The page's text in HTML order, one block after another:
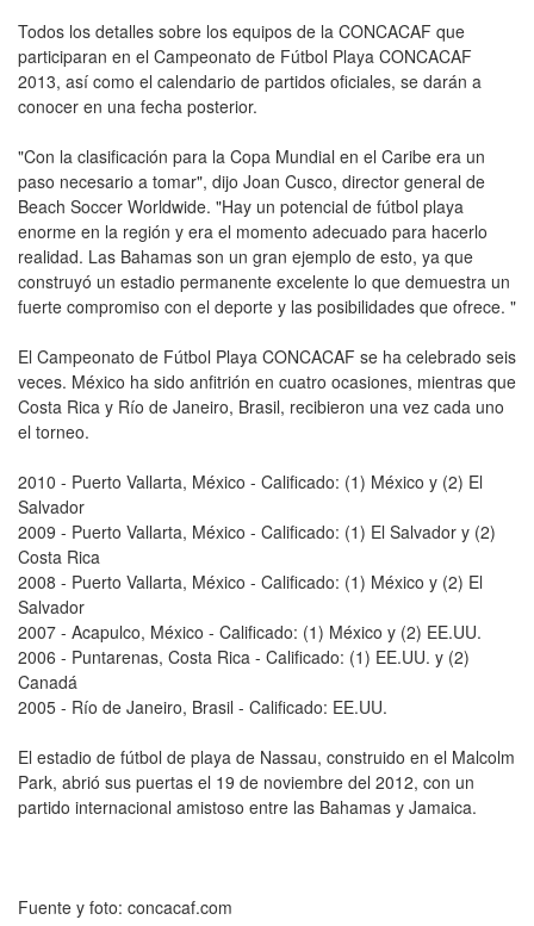
Todos los detalles sobre los equipos de la CONCACAF que
participaran en el Campeonato de Fútbol Playa CONCACAF
2013, así como el calendario de partidos oficiales, se darán a
conocer en una fecha posterior.
"Con la clasificación para la Copa Mundial en el Caribe era un
paso necesario a tomar", dijo Joan Cusco, director general de
Beach Soccer Worldwide. "Hay un potencial de fútbol playa
enorme en la región y era el momento adecuado para hacerlo
realidad. Las Bahamas son un gran ejemplo de esto, ya que
construyó un estadio permanente excelente lo que demuestra un
fuerte compromiso con el deporte y las posibilidades que ofrece. "
El Campeonato de Fútbol Playa CONCACAF se ha celebrado seis
veces. México ha sido anfitrión en cuatro ocasiones, mientras que
Costa Rica y Río de Janeiro, Brasil, recibieron una vez cada uno
el torneo.
2010 - Puerto Vallarta, México - Calificado: (1) México y (2) El
Salvador
2009 - Puerto Vallarta, México - Calificado: (1) El Salvador y (2)
Costa Rica
2008 - Puerto Vallarta, México - Calificado: (1) México y (2) El
Salvador
2007 - Acapulco, México - Calificado: (1) México y (2) EE.UU.
2006 - Puntarenas, Costa Rica - Calificado: (1) EE.UU. y (2)
Canadá
2005 - Río de Janeiro, Brasil - Calificado: EE.UU.
El estadio de fútbol de playa de Nassau, construido en el Malcolm
Park, abrió sus puertas el 19 de noviembre del 2012, con un
partido internacional amistoso entre las Bahamas y Jamaica.
Fuente y foto: concacaf.com